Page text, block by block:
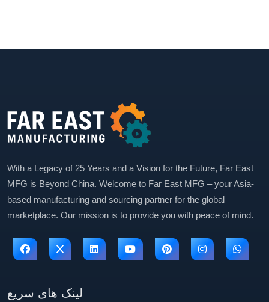
With a Legacy of 25 Years and a Vision for the Future, Far East
MFG is Beyond China. Welcome to Far East MFG – your Asia-
based manufacturing and sourcing partner for the global
marketplace. Our mission is to provide you with peace of mind.
لینک های سریع